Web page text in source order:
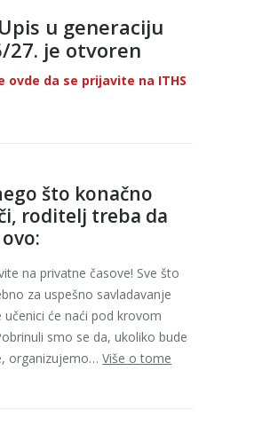
Upis u generaciju
27. je otvoren
ovde da se prijavite na ITHS
što konačno
roditelj treba da
na privatne časove! Sve što
za uspešno savladavanje
učenici će naći pod krovom
smo se da, ukoliko bude
organizujemo…Više o tome